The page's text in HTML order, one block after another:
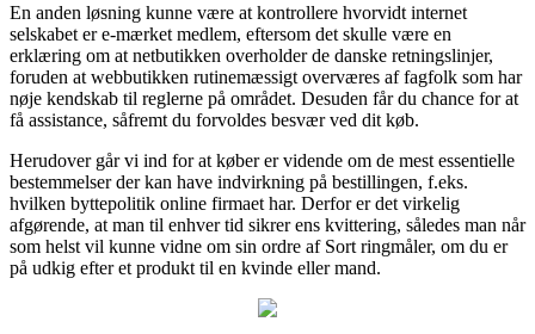
En anden løsning kunne være at kontrollere hvorvidt internet
selskabet er e-mærket medlem, eftersom det skulle være en
erklæring om at netbutikken overholder de danske retningslinjer,
foruden at webbutikken rutinemæssigt overværes af fagfolk som har
nøje kendskab til reglerne på området. Desuden får du chance for at
få assistance, såfremt du forvoldes besvær ved dit køb.
Herudover går vi ind for at køber er vidende om de mest essentielle
bestemmelser der kan have indvirkning på bestillingen, f.eks.
hvilken byttepolitik online firmaet har. Derfor er det virkelig
afgørende, at man til enhver tid sikrer ens kvittering, således man når
som helst vil kunne vidne om sin ordre af Sort ringmåler, om du er
på udkig efter et produkt til en kvinde eller mand.